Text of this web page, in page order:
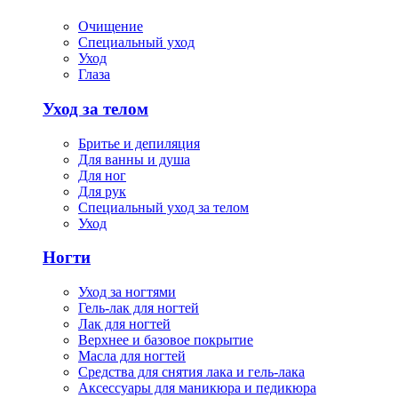
Очищение
Специальный уход
Уход
Глаза
Уход за телом
Бритье и депиляция
Для ванны и душа
Для ног
Для рук
Специальный уход за телом
Уход
Ногти
Уход за ногтями
Гель-лак для ногтей
Лак для ногтей
Верхнее и базовое покрытие
Масла для ногтей
Средства для снятия лака и гель-лака
Аксессуары для маникюра и педикюра